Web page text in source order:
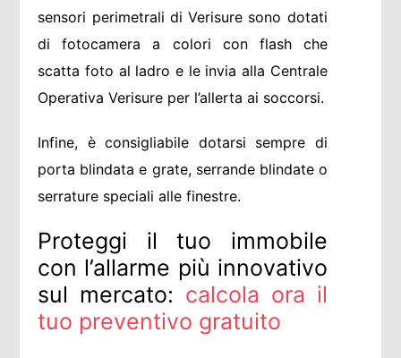
sensori perimetrali di Verisure sono dotati
di fotocamera a colori con flash che
scatta foto al ladro e le invia alla Centrale
Operativa Verisure per l’allerta ai soccorsi.
Infine, è consigliabile dotarsi sempre di
porta blindata e grate, serrande blindate o
serrature speciali alle finestre.
Proteggi il tuo immobile
con l’allarme più innovativo
sul mercato: calcola ora il
tuo preventivo gratuito